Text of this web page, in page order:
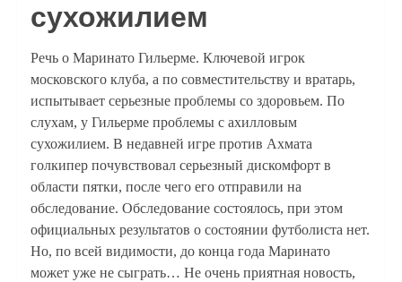
сухожилием
Речь о Маринато Гильерме. Ключевой игрок
московского клуба, а по совместительству и вратарь,
испытывает серьезные проблемы со здоровьем. По
слухам, у Гильерме проблемы с ахилловым
сухожилием. В недавней игре против Ахмата
голкипер почувствовал серьезный дискомфорт в
области пятки, после чего его отправили на
обследование. Обследование состоялось, при этом
официальных результатов о состоянии футболиста нет.
Но, по всей видимости, до конца года Маринато
может уже не сыграть… Не очень приятная новость,